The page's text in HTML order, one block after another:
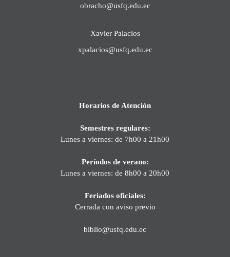
obracho@usfq.edu.ec
Xavier Palacios
xpalacios@usfq.edu.ec
Horarios de Atención
Semestres regulares:
Lunes a viernes: de 7h00 a 21h00
Períodos de verano:
Lunes a viernes: de 8h00 a 20h00
Feriados oficiales:
Cerrada con aviso previo
biblio@usfq.edu.ec